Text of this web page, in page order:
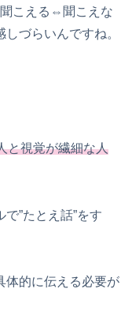
こえる⇔聞こえな
づらいんですね。
と視覚が繊細な人
”たとえ話”をす
体的に伝える必要が